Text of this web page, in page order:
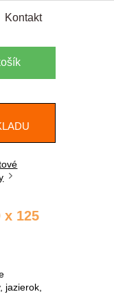
Kontakt
x 125
jazierok,